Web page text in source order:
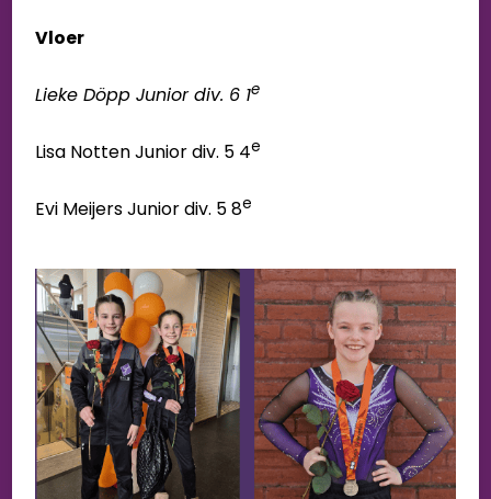
Vloer
Lieke Döpp Junior div. 6 1e
Lisa Notten Junior div. 5 4e
Evi Meijers Junior div. 5 8e